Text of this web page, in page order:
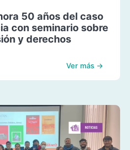
50 años del caso
con seminario sobre
y derechos
Ver más →